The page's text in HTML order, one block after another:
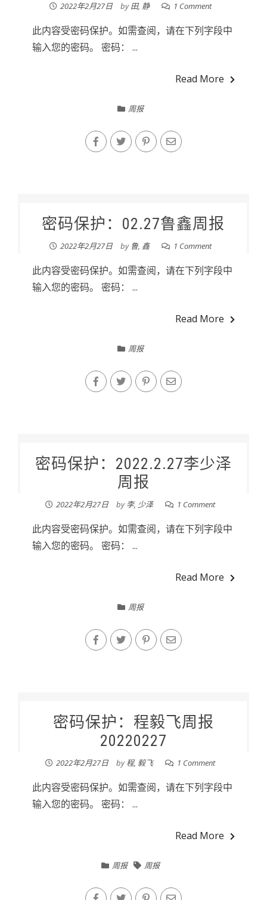
2022年2月27日 by田, 静 1 Comment
此内容受密码保护。如需查阅，请在下列字段中
输入您的密码。 密码： ...
Read More
周报
密码保护：02.27鲁鑫周报
2022年2月27日 by 鲁, 鑫 1 Comment
此内容受密码保护。如需查阅，请在下列字段中
输入您的密码。 密码： ...
Read More
周报
密码保护：2022.2.27李少泽
周报
2022年2月27日 by李, 少泽 1 Comment
此内容受密码保护。如需查阅，请在下列字段中
输入您的密码。 密码： ...
Read More
周报
密码保护：程毅飞周报
20220227
2022年2月27日 by程, 毅飞 1 Comment
此内容受密码保护。如需查阅，请在下列字段中
输入您的密码。 密码： ...
Read More
周报 周报